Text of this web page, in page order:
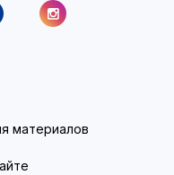
материалов